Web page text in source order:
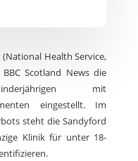
Health Service,
Scotland News die
mit
eingestellt. Im
steht die Sandyford
Klinik für unter 18-